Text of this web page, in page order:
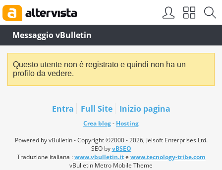
Messaggio vBulletin
Questo utente non è registrato e quindi non ha un
profilo da vedere.
Entra Full Site Inizio pagina
Crea blog- Hosting
Powered by vBulletin - Copyright ©2000 - 2026, Jelsoft Enterprises Ltd.
SEO byvBSEO
Traduzione italiana :www.vbulletin.ite www.tecnology-tribe.com
vBulletin Metro Mobile Theme